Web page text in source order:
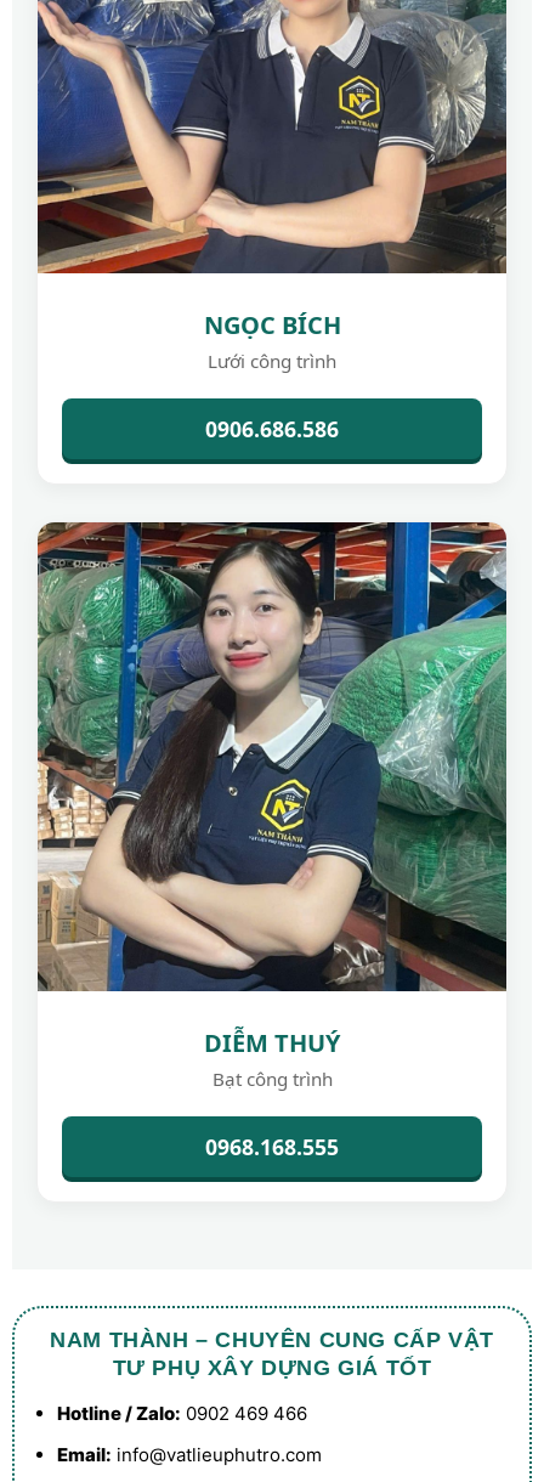
NGỌC BÍCH
Lưới công trình
0906.686.586
DIỄM THUÝ
Bạt công trình
0968.168.555
NAM THÀNH – CHUYÊN CUNG CẤP VẬT
TƯ PHỤ XÂY DỰNG GIÁ TỐT
Hotline / Zalo: 0902 469 466
Email: info@vatlieuphutro.com